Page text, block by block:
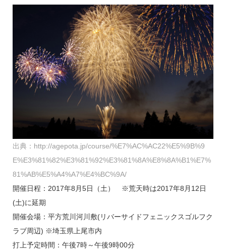
出典：http://agepota.jp/course/%E7%AC%AC22%E5%9B%9
E%E3%81%82%E3%81%92%E3%81%8A%E8%8A%B1%E7%
81%AB%E5%A4%A7%E4%BC%9A/
開催日程：2017年8月5日（土） ※荒天時は2017年8月12日
(土)に延期
開催会場：平方荒川河川敷(リバーサイドフェニックスゴルフク
ラブ周辺) ※埼玉県上尾市内
打上予定時間：午後7時～午後9時00分